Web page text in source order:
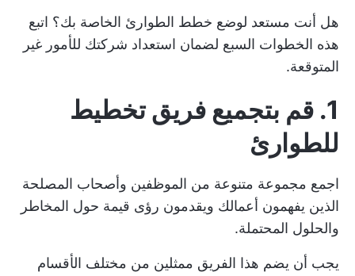
هل أنت مستعد لوضع خطط الطوارئ الخاصة بك؟ اتبع
هذه الخطوات السبع لضمان استعداد شركتك للأمور غير
المتوقعة.
1. قم بتجميع فريق تخطيط
للطوارئ
اجمع مجموعة متنوعة من الموظفين وأصحاب المصلحة
الذين يفهمون أعمالك ويقدمون رؤى قيمة حول المخاطر
والحلول المحتملة.
يجب أن يضم هذا الفريق ممثلين من مختلف الأقسام